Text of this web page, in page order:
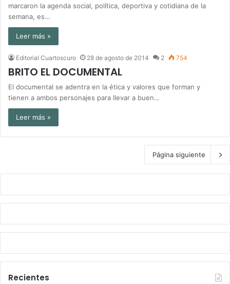
marcaron la agenda social, política, deportiva y cotidiana de la
semana, es…
Leer más »
Editorial Cuartoscuro 28 de agosto de 2014 2 754
BRITO EL DOCUMENTAL
El documental se adentra en la ética y valores que forman y
tienen a ambos personajes para llevar a buen…
Leer más »
Página siguiente
Recientes